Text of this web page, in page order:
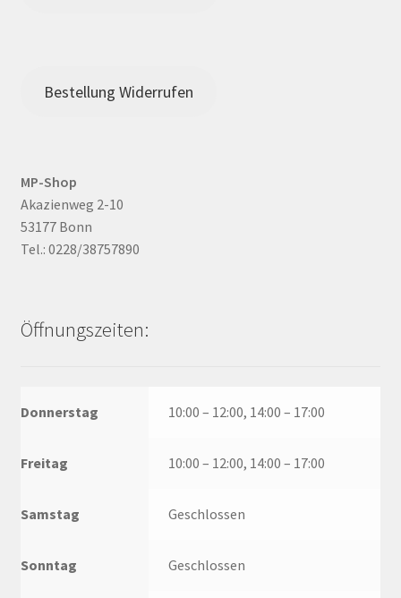
Bestellung Widerrufen
MP-Shop
Akazienweg 2-10
53177 Bonn
Tel.: 0228/38757890
Öffnungszeiten:
Donnerstag 10:00 – 12:00, 14:00 – 17:00
Freitag 10:00 – 12:00, 14:00 – 17:00
Samstag Geschlossen
Sonntag Geschlossen